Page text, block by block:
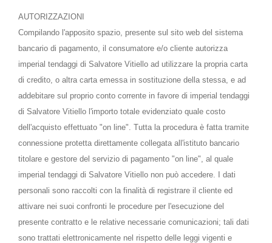
AUTORIZZAZIONI
Compilando l'apposito spazio, presente sul sito web del sistema
bancario di pagamento, il consumatore e/o cliente autorizza
imperial tendaggi di Salvatore Vitiello ad utilizzare la propria carta
di credito, o altra carta emessa in sostituzione della stessa, e ad
addebitare sul proprio conto corrente in favore di imperial tendaggi
di Salvatore Vitiello l'importo totale evidenziato quale costo
dell'acquisto effettuato "on line". Tutta la procedura è fatta tramite
connessione protetta direttamente collegata all'istituto bancario
titolare e gestore del servizio di pagamento "on line", al quale
imperial tendaggi di Salvatore Vitiello non può accedere. I dati
personali sono raccolti con la finalità di registrare il cliente ed
attivare nei suoi confronti le procedure per l'esecuzione del
presente contratto e le relative necessarie comunicazioni; tali dati
sono trattati elettronicamente nel rispetto delle leggi vigenti e